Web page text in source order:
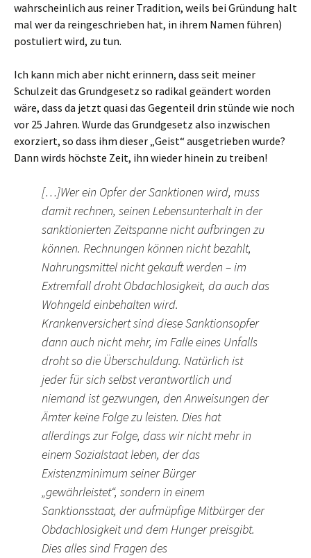
wahrscheinlich aus reiner Tradition, weils bei Gründung halt
mal wer da reingeschrieben hat, in ihrem Namen führen)
postuliert wird, zu tun.
Ich kann mich aber nicht erinnern, dass seit meiner
Schulzeit das Grundgesetz so radikal geändert worden
wäre, dass da jetzt quasi das Gegenteil drin stünde wie noch
vor 25 Jahren. Wurde das Grundgesetz also inzwischen
exorziert, so dass ihm dieser „Geist“ ausgetrieben wurde?
Dann wirds höchste Zeit, ihn wieder hinein zu treiben!
[…]Wer ein Opfer der Sanktionen wird, muss
damit rechnen, seinen Lebensunterhalt in der
sanktionierten Zeitspanne nicht aufbringen zu
können. Rechnungen können nicht bezahlt,
Nahrungsmittel nicht gekauft werden – im
Extremfall droht Obdachlosigkeit, da auch das
Wohngeld einbehalten wird.
Krankenversichert sind diese Sanktionsopfer
dann auch nicht mehr, im Falle eines Unfalls
droht so die Überschuldung. Natürlich ist
jeder für sich selbst verantwortlich und
niemand ist gezwungen, den Anweisungen der
Ämter keine Folge zu leisten. Dies hat
allerdings zur Folge, dass wir nicht mehr in
einem Sozialstaat leben, der das
Existenzminimum seiner Bürger
„gewährleistet“, sondern in einem
Sanktionsstaat, der aufmüpfige Mitbürger der
Obdachlosigkeit und dem Hunger preisgibt.
Dies alles sind Fragen des